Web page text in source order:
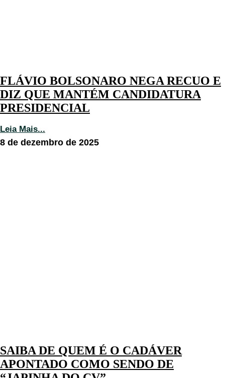
FLÁVIO BOLSONARO NEGA RECUO E
DIZ QUE MANTÉM CANDIDATURA
PRESIDENCIAL
Leia Mais...
8 de dezembro de 2025
SAIBA DE QUEM É O CADÁVER
APONTADO COMO SENDO DE